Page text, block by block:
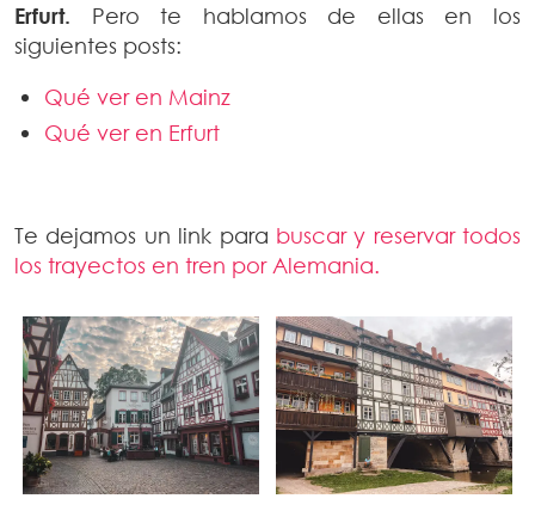
Erfurt. Pero te hablamos de ellas en los
siguientes posts:
Qué ver en Mainz
Qué ver en Erfurt
Te dejamos un link para buscar y reservar todos
los trayectos en tren por Alemania.